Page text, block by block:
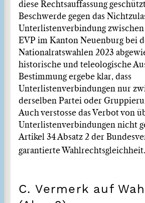
diese Rechtsauffassung
Beschwerde gegen das
Unterlistenverbindung zwischen
EVP im Kanton Neuenburg bei
Nationalratswahlen 2023
historische und teleologische
Bestimmung ergebe klar, dass
Unterlistenverbindungen nur
derselben Partei oder
Auch verstosse das Verbot von
Unterlistenverbindungen nicht
Artikel 34 Absatz 2 der
garantierte Wahlrechtsgleichheit.
C. Vermerk auf